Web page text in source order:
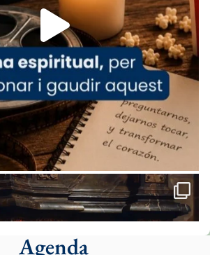
Share
de Barcelona
Juliana i Semproniana ens
la mirada»
bisbe de Tortosa, ha
27 de juliol la missa de Les
Agenda